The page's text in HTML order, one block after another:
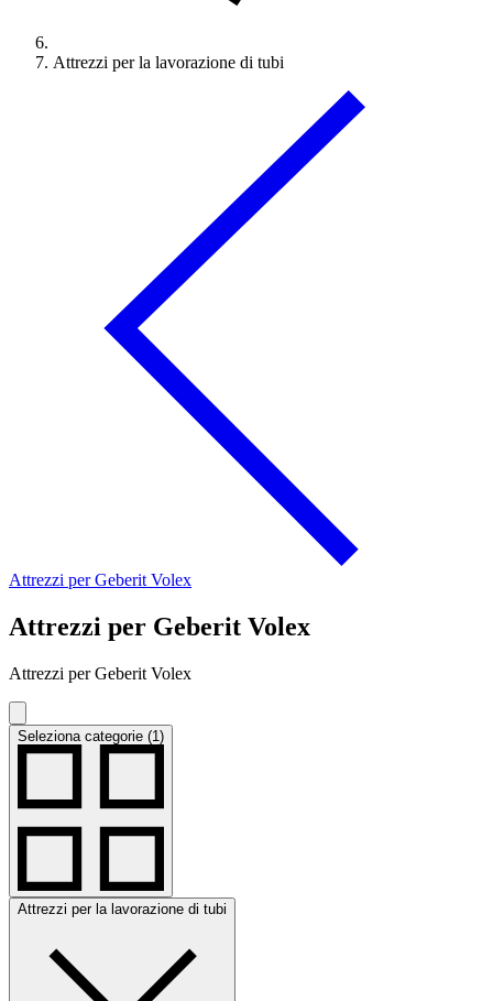
Attrezzi per la lavorazione di tubi
Attrezzi per Geberit Volex
Attrezzi per Geberit Volex
Attrezzi per Geberit Volex
Seleziona categorie (1)
Attrezzi per la lavorazione di tubi